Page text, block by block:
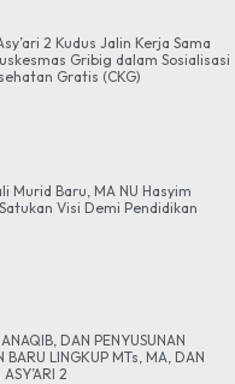
2 Kudus Jalin Kerja Sama
Gribig dalam Sosialisasi
Gratis (CKG)
Murid Baru, MA NU Hasyim
Visi Demi Pendidikan
DAN PENYUSUNAN
BARU LINGKUP MTs, MA, DAN
2